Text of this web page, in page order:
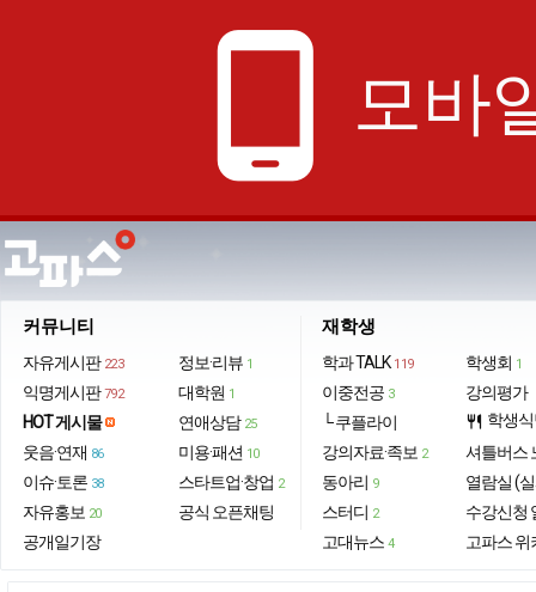
phone_android 모바
커뮤니티
자유게시판 223
익명게시판 792
HOT 게시물
웃음·연재 86
이슈·토론 38
자유홍보 20
공개일기장
정보·리뷰 1
대학원 1
연애상담 25
미용·패션 10
스타트업·창업 2
공식 오픈채팅
재학생
학과 TALK 119
이중전공 3
└ 쿠플라이
강의자료·족보 2
동아리 9
스터디 2
고대뉴스 4
학생회 1
강의평가
restaurant 학생
셔틀버스
열람실 (
수강신청
고파스 위